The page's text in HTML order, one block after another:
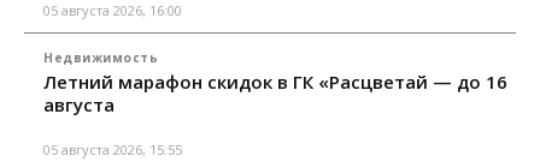
05 августа 2026, 16:00
Недвижимость
Летний марафон скидок в ГК «Расцветай — до 16
августа
05 августа 2026, 15:55